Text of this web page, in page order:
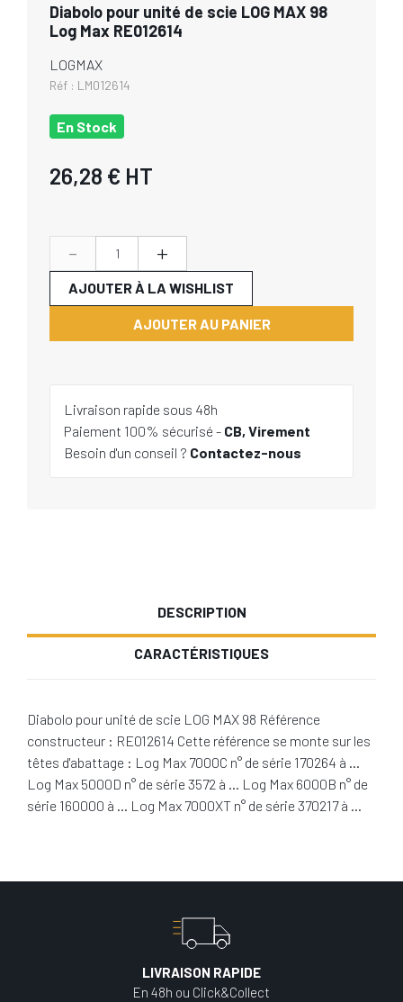
Diabolo pour unité de scie LOG MAX 98
Log Max RE012614
LOGMAX
Réf : LM012614
En Stock
26,28 € HT
- +
AJOUTER AU PANIER
AJOUTER À LA WISHLIST
Livraison rapide sous 48h
Paiement 100% sécurisé - CB, Virement
Besoin d'un conseil ? Contactez-nous
DESCRIPTION
CARACTÉRISTIQUES
Diabolo pour unité de scie LOG MAX 98 Référence
constructeur : RE012614 Cette référence se monte sur les
têtes d'abattage : Log Max 7000C n° de série 170264 à …
Log Max 5000D n° de série 3572 à … Log Max 6000B n° de
série 160000 à … Log Max 7000XT n° de série 370217 à …
LIVRAISON RAPIDE
En 48h ou Click&Collect